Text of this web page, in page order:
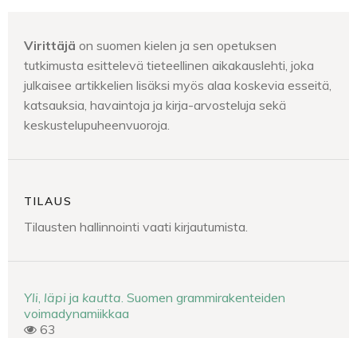
Virittäjä on suomen kielen ja sen opetuksen
tutkimusta esittelevä tieteellinen aikakauslehti, joka
julkaisee artikkelien lisäksi myös alaa koskevia esseitä,
katsauksia, havaintoja ja kirja-arvosteluja sekä
keskustelupuheenvuoroja.
TILAUS
Tilausten hallinnointi vaati kirjautumista.
Yli läpi ja kautta . Suomen grammirakenteiden
voimadynamiikkaa
63